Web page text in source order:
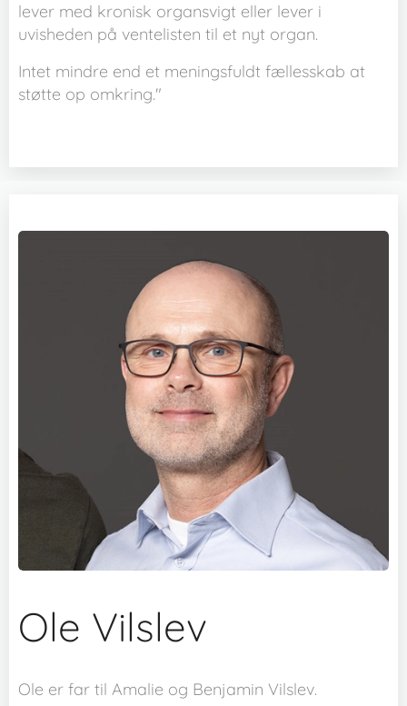
lever med kronisk organsvigt eller lever i
uvisheden på ventelisten til et nyt organ.
Intet mindre end et meningsfuldt fællesskab at
støtte op omkring."
Ole Vilslev
Ole er far til Amalie og Benjamin Vilslev.